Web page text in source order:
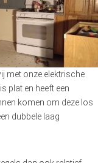
met onze elektrische
plat en heeft een
komen om deze los
dubbele laag